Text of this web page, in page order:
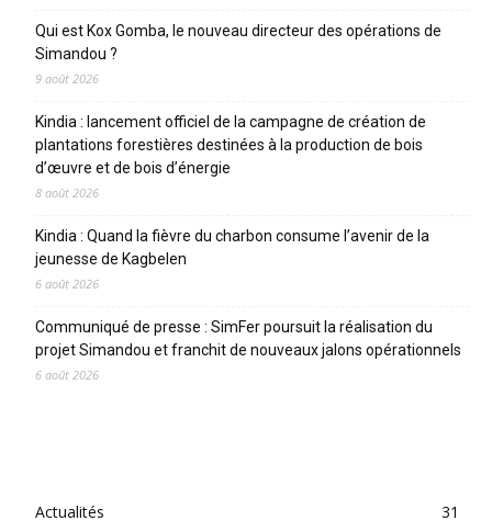
Qui est Kox Gomba, le nouveau directeur des opérations de
Simandou ?
9 août 2026
Kindia : lancement officiel de la campagne de création de
plantations forestières destinées à la production de bois
d’œuvre et de bois d’énergie
8 août 2026
Kindia : Quand la fièvre du charbon consume l’avenir de la
jeunesse de Kagbelen
6 août 2026
Communiqué de presse : SimFer poursuit la réalisation du
projet Simandou et franchit de nouveaux jalons opérationnels
6 août 2026
Actualités
31